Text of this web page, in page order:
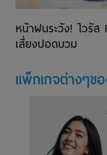
หน้าฝนระวัง! ไวรั
เสี่ยงปอดบวม
แพ็กเกจต่างๆข